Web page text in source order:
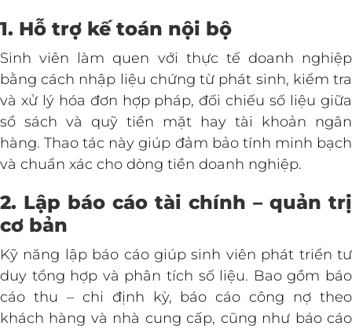
1. Hỗ trợ kế toán nội bộ
Sinh viên làm quen với thực tế doanh nghiệp
bằng cách nhập liệu chứng từ phát sinh, kiểm tra
và xử lý hóa đơn hợp pháp, đối chiếu số liệu giữa
sổ sách và quỹ tiền mặt hay tài khoản ngân
hàng. Thao tác này giúp đảm bảo tính minh bạch
và chuẩn xác cho dòng tiền doanh nghiệp.
2. Lập báo cáo tài chính – quản trị
cơ bản
Kỹ năng lập báo cáo giúp sinh viên phát triển tư
duy tổng hợp và phân tích số liệu. Bao gồm báo
cáo thu – chi định kỳ, báo cáo công nợ theo
khách hàng và nhà cung cấp, cũng như báo cáo